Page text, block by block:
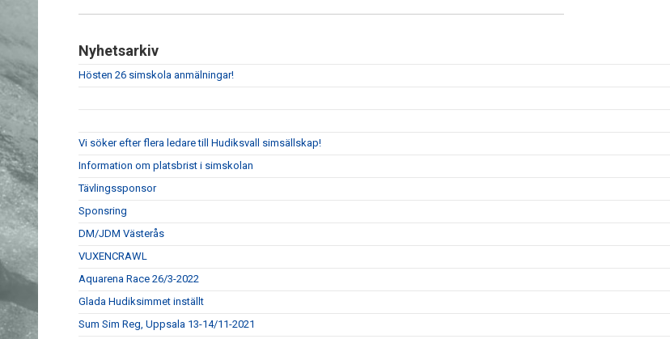
Nyhetsarkiv
Hösten 26 simskola anmälningar!
Vi söker efter flera ledare till Hudiksvall simsällskap!
Information om platsbrist i simskolan
Tävlingssponsor
Sponsring
DM/JDM Västerås
VUXENCRAWL
Aquarena Race 26/3-2022
Glada Hudiksimmet inställt
Sum Sim Reg, Uppsala 13-14/11-2021